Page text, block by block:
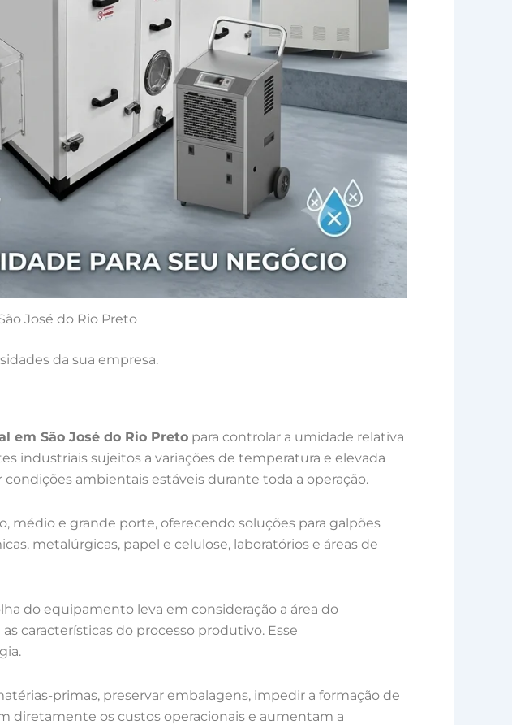
José do Rio Preto
da sua empresa.
em São José do Rio Preto para controlar a umidade relativa
industriais sujeitos a variações de temperatura e elevada
ambientais estáveis durante toda a operação.
médio e grande porte, oferecendo soluções para galpões
metalúrgicas, papel e celulose, laboratórios e áreas de
do equipamento leva em consideração a área do
características do processo produtivo. Esse
primas, preservar embalagens, impedir a formação de
diretamente os custos operacionais e aumentam a